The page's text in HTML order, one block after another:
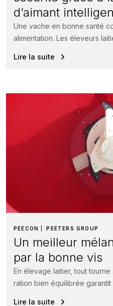
d’aimant
Une vache en bonne santé
alimentation. Les éleveurs
Lire la suite
PEECON PEETERS GROUP
Un meilleur
par la bonne vis
En élevage laitier, tout
ration bien équilibrée
Lire la suite